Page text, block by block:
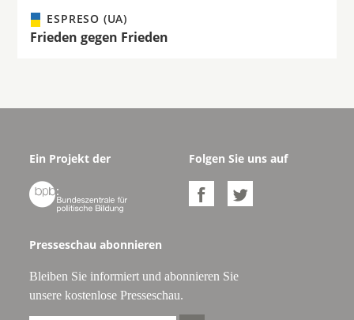
ESPRESO (UA)
Frieden gegen Frieden
Ein Projekt der

Folgen Sie uns auf
 
Presseschau abonnieren
Bleiben Sie informiert und abonnieren Sie
unsere kostenlose Presseschau.